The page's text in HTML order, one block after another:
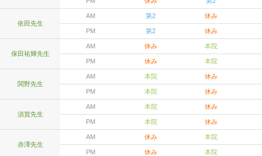
依田先生
AM 第2 休み
PM 第2 休み
保田祐輝先生
AM 休み 本院
PM 休み 本院
関野先生
AM 本院 休み
PM 本院 休み
須賀先生
AM 本院 休み
PM 本院 休み
赤澤先生
AM 休み 本院
PM 休み 本院